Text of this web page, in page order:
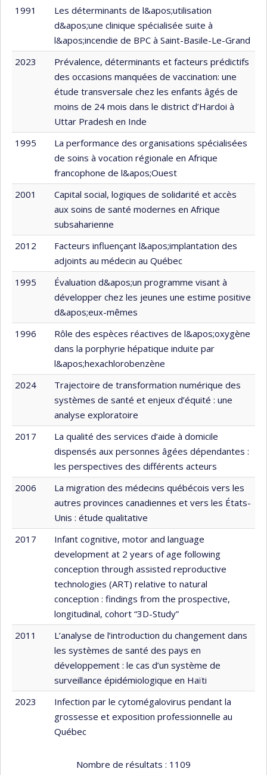
1991
Les déterminants de l&apos;utilisation
d&apos;une clinique spécialisée suite à
l&apos;incendie de BPC à Saint-Basile-Le-Grand
2023
Prévalence, déterminants et facteurs prédictifs
des occasions manquées de vaccination: une
étude transversale chez les enfants âgés de
moins de 24 mois dans le district d’Hardoi à
Uttar Pradesh en Inde
1995
La performance des organisations spécialisées
de soins à vocation régionale en Afrique
francophone de l&apos;Ouest
2001
Capital social, logiques de solidarité et accès
aux soins de santé modernes en Afrique
subsaharienne
2012
Facteurs influençant l&apos;implantation des
adjoints au médecin au Québec
1995
Évaluation d&apos;un programme visant à
développer chez les jeunes une estime positive
d&apos;eux-mêmes
1996
Rôle des espèces réactives de l&apos;oxygène
dans la porphyrie hépatique induite par
l&apos;hexachlorobenzène
2024
Trajectoire de transformation numérique des
systèmes de santé et enjeux d’équité : une
analyse exploratoire
2017
La qualité des services d’aide à domicile
dispensés aux personnes âgées dépendantes :
les perspectives des différents acteurs
2006
La migration des médecins québécois vers les
autres provinces canadiennes et vers les États-
Unis : étude qualitative
2017
Infant cognitive, motor and language
development at 2 years of age following
conception through assisted reproductive
technologies (ART) relative to natural
conception : findings from the prospective,
longitudinal, cohort “3D-Study”
2011
L’analyse de l’introduction du changement dans
les systèmes de santé des pays en
développement : le cas d’un système de
surveillance épidémiologique en Haïti
2023
Infection par le cytomégalovirus pendant la
grossesse et exposition professionnelle au
Québec
Nombre de résultats : 1109